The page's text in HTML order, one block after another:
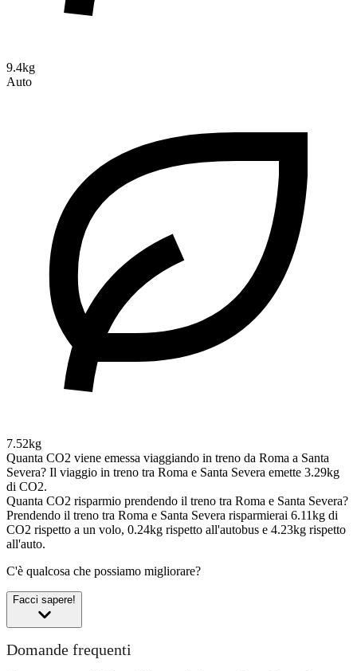
9.4kg
Auto
7.52kg
Quanta CO2 viene emessa viaggiando in treno da Roma a Santa
Severa? Il viaggio in treno tra Roma e Santa Severa emette 3.29kg
di CO2.
Quanta CO2 risparmio prendendo il treno tra Roma e Santa Severa?
Prendendo il treno tra Roma e Santa Severa risparmierai 6.11kg di
CO2 rispetto a un volo, 0.24kg rispetto all'autobus e 4.23kg rispetto
all'auto.
C'è qualcosa che possiamo migliorare?
Facci sapere!
Domande frequenti